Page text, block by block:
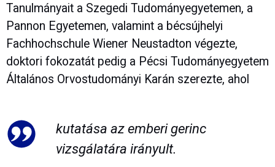
Tanulmányait a Szegedi Tudományegyetemen, a
Pannon Egyetemen, valamint a bécsújhelyi
Fachhochschule Wiener Neustadton végezte,
doktori fokozatát pedig a Pécsi Tudományegyetem
Általános Orvostudományi Karán szerezte, ahol
kutatása az emberi gerinc
vizsgálatára irányult.